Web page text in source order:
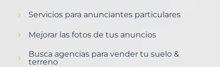
Servicios para anunciantes particulares
Mejorar las fotos de tus anuncios
Busca agencias para vender tu suelo &
terreno